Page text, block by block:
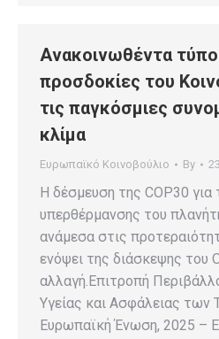
Ανακοινωθέντα
προσδοκίες του
τις παγκόσμιες
κλίμα
Ευρωπαϊκό Κοινοβούλιο By
Η δέσμευση της COP30 για
υπερθέρμανσης του
ανάμεσα στις
ενόψει της διάσκεψης του
αλλαγή.Επιτροπή
Υγείας και Ασφάλειας των
Ευρωπαϊκή Ένωση, 2025 –